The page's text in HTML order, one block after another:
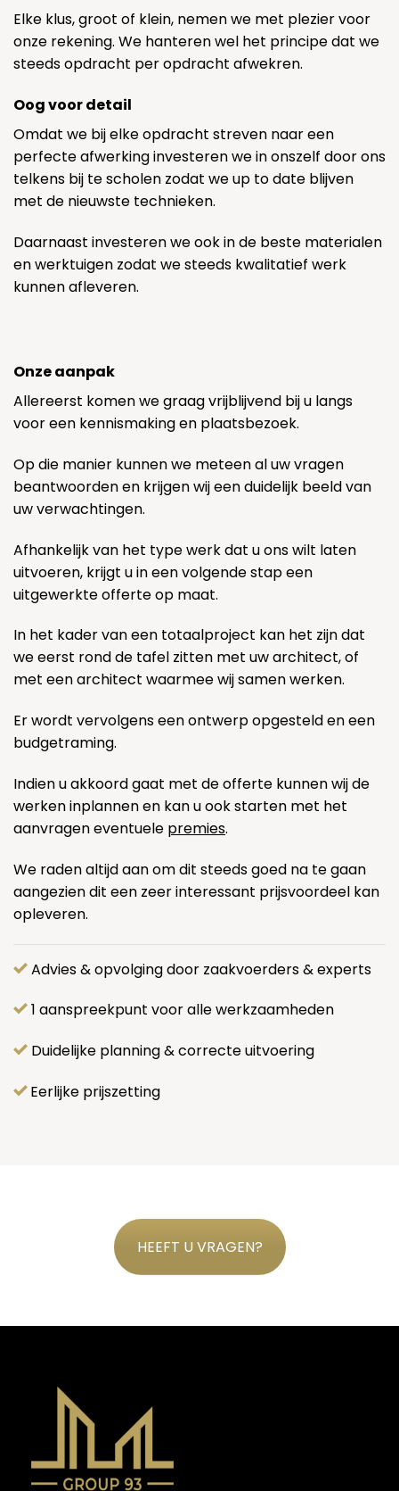
Elke klus, groot of klein, nemen we met plezier voor
onze rekening. We hanteren wel het principe dat we
steeds opdracht per opdracht afwekren.
Oog voor detail
Omdat we bij elke opdracht streven naar een
perfecte afwerking investeren we in onszelf door ons
telkens bij te scholen zodat we up to date blijven
met de nieuwste technieken.
Daarnaast investeren we ook in de beste materialen
en werktuigen zodat we steeds kwalitatief werk
kunnen afleveren.
Onze aanpak
Allereerst komen we graag vrijblijvend bij u langs
voor een kennismaking en plaatsbezoek.
Op die manier kunnen we meteen al uw vragen
beantwoorden en krijgen wij een duidelijk beeld van
uw verwachtingen.
Afhankelijk van het type werk dat u ons wilt laten
uitvoeren, krijgt u in een volgende stap een
uitgewerkte offerte op maat.
In het kader van een totaalproject kan het zijn dat
we eerst rond de tafel zitten met uw architect, of
met een architect waarmee wij samen werken.
Er wordt vervolgens een ontwerp opgesteld en een
budgetraming.
Indien u akkoord gaat met de offerte kunnen wij de
werken inplannen en kan u ook starten met het
aanvragen eventuele premies.
We raden altijd aan om dit steeds goed na te gaan
aangezien dit een zeer interessant prijsvoordeel kan
opleveren.
Advies & opvolging door zaakvoerders & experts
1 aanspreekpunt voor alle werkzaamheden
Duidelijke planning & correcte uitvoering
Eerlijke prijszetting
HEEFT U VRAGEN?